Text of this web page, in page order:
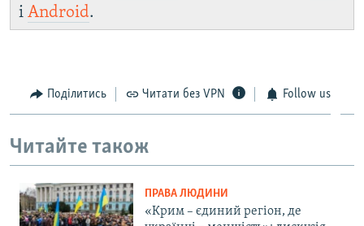
і Android.
Поділитись Читати без VPN Follow us
Читайте також
ПРАВА ЛЮДИНИ
«Крим – єдиний регіон, де